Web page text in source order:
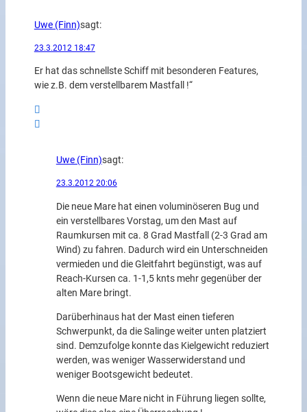
Uwe (Finn)sagt:
23.3.2012 18:47
Er hat das schnellste Schiff mit besonderen Features,
wie z.B. dem verstellbarem Mastfall !“
Uwe (Finn)sagt:
23.3.2012 20:06
Die neue Mare hat einen voluminöseren Bug und
ein verstellbares Vorstag, um den Mast auf
Raumkursen mit ca. 8 Grad Mastfall (2-3 Grad am
Wind) zu fahren. Dadurch wird ein Unterschneiden
vermieden und die Gleitfahrt begünstigt, was auf
Reach-Kursen ca. 1-1,5 knts mehr gegenüber der
alten Mare bringt.
Darüberhinaus hat der Mast einen tieferen
Schwerpunkt, da die Salinge weiter unten platziert
sind. Demzufolge konnte das Kielgewicht reduziert
werden, was weniger Wasserwiderstand und
weniger Bootsgewicht bedeutet.
Wenn die neue Mare nicht in Führung liegen sollte,